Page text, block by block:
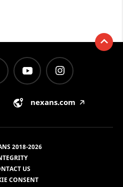
nexans.com 🡥
2018-2026
US
CONSENT